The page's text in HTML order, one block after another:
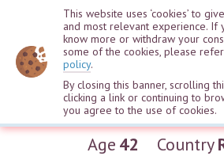
Victoria
Age 42 Country
This website uses ‘cookies’ to
and most relevant experience. If
know more or withdraw your
some of the cookies, please
policy.
By closing this banner, scrolling
clicking a link or continuing to
you agree to the use of cookies.